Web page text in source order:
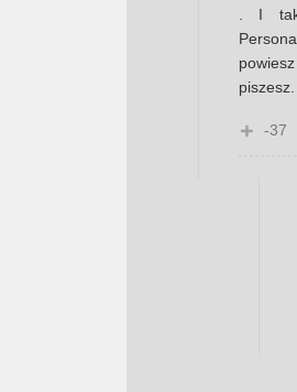
. I
-37